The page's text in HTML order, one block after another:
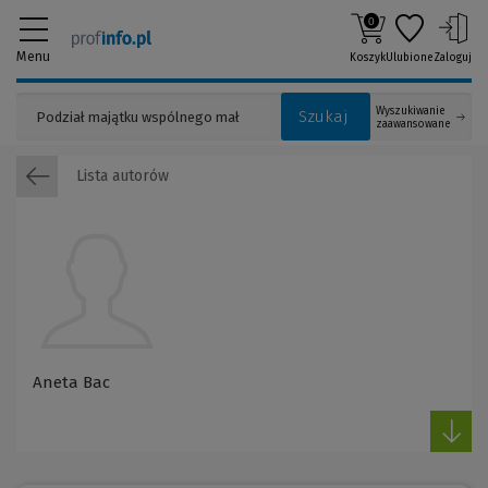
Menu
Szukaj
Wyszukiwanie
zaawansowane
0
KoszykUlubioneZaloguj
Aneta Bac
Lista autorów